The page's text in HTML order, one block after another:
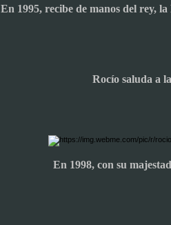
En 1995, recibe de manos del rey, la
Rocío saluda a
En 1998, con su